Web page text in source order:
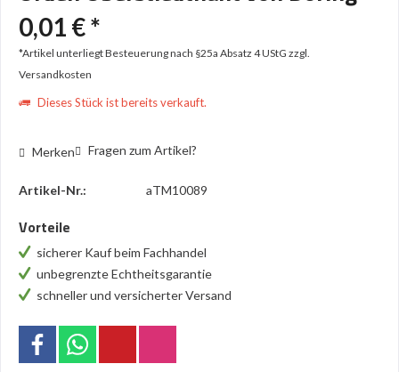
0,01 € *
*Artikel unterliegt Besteuerung nach §25a Absatz 4 UStG zzgl.
Versandkosten
Dieses Stück ist bereits verkauft.
Merken Fragen zum Artikel?
Artikel-Nr.: aTM10089
Vorteile
sicherer Kauf beim Fachhandel
unbegrenzte Echtheitsgarantie
schneller und versicherter Versand